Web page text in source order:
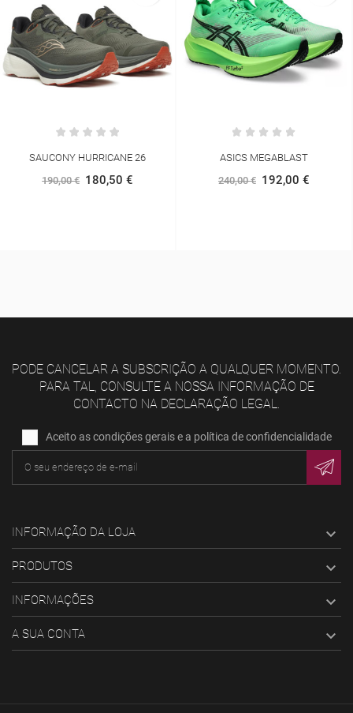
SAUCONY HURRICANE 26
190,00 € 180,50 €
ASICS MEGABLAST
240,00 € 192,00 €
PODE CANCELAR A SUBSCRIÇÃO A QUALQUER MOMENTO.
PARA TAL, CONSULTE A NOSSA INFORMAÇÃO DE
CONTACTO NA DECLARAÇÃO LEGAL.
Aceito as condições gerais e a política de confidencialidade
INFORMAÇÃO DA LOJA 
PRODUTOS 
INFORMAÇÕES 
A SUA CONTA 